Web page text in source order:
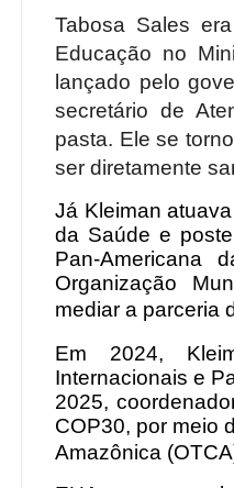
Tabosa Sales
Educação no
lançado pelo
secretário de
pasta. Ele se
ser diretamente
Já Kleiman
da Saúde e
Pan-Americana
Organização
mediar a parceria
Em 2024,
Internacionais e
2025,
COP30, por meio
Amazônica